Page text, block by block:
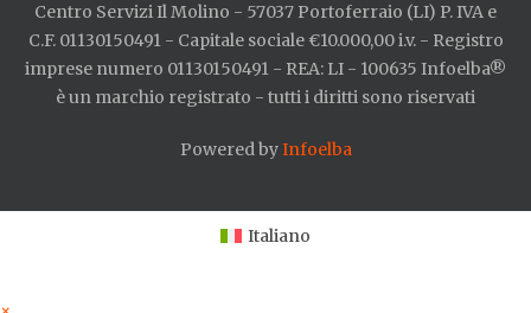
Centro Servizi Il Molino - 57037 Portoferraio (LI) P. IVA e
C.F. 01130150491 - Capitale sociale €10.000,00 i.v. - Registro
imprese numero 01130150491 - REA: LI - 100635 Infoelba®
è un marchio registrato - tutti i diritti sono riservati
Powered byInfoelba
Italiano